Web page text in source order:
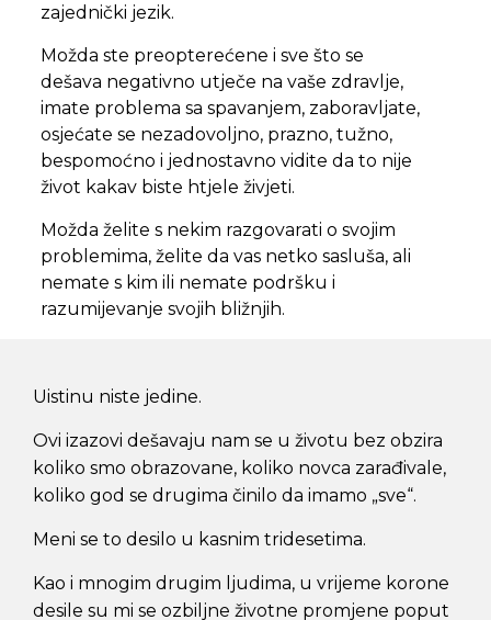
zajednički jezik.
Možda ste preopterećene i sve što se
dešava negativno utječe na vaše zdravlje,
imate problema sa spavanjem, zaboravljate,
osjećate se nezadovoljno, prazno, tužno,
bespomoćno i jednostavno vidite da to nije
život kakav biste htjele živjeti.
Možda želite s nekim razgovarati o svojim
problemima, želite da vas netko sasluša, ali
nemate s kim ili nemate podršku i
razumijevanje svojih bližnjih.
Uistinu niste jedine.
Ovi izazovi dešavaju nam se u životu bez obzira
koliko smo obrazovane, koliko novca zarađivale,
koliko god se drugima činilo da imamo „sve“.
Meni se to desilo u kasnim tridesetima.
Kao i mnogim drugim ljudima, u vrijeme korone
desile su mi se ozbiljne životne promjene poput